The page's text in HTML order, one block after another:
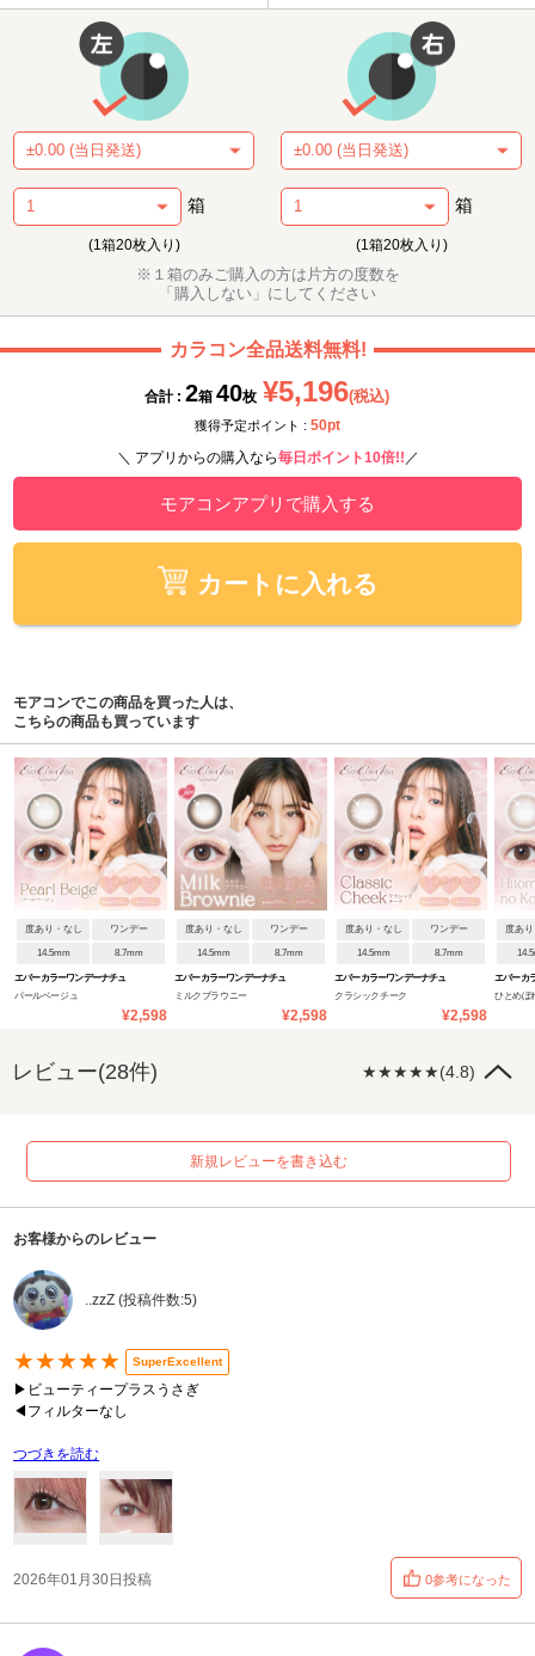
箱
(1箱20枚入り)
箱
(1箱20枚入り)
※１箱のみご購入の方は片方の度数を
「購入しない」にしてください
カラコン全品送料無料!
合計 : 2箱 40枚 ¥5,196(税込)
獲得予定ポイント : 50pt
＼ アプリからの購入なら毎日ポイント10倍!! ／
モアコンアプリで購入する
カートに入れる
モアコンでこの商品を買った人は、
こちらの商品も買っています
度あり・なし ワンデー
14.5mm 8.7mm
エバーカラーワンデーナチュ
パールベージュ
¥2,598
度あり・なし ワンデー
14.5mm 8.7mm
エバーカラーワンデーナチュ
ミルクブラウニー
¥2,598
度あり・なし ワンデー
14.5mm 8.7mm
エバーカラーワンデーナチュ
クラシックチーク
¥2,598
度あ
エバーカ
ひとめぼ
レビュー(28件) ★★★★★(4.8)
新規レビューを書き込む
お客様からのレビュー
..zzZ (投稿件数:5)
★★★★★ SuperExcellent
▶︎ビューティープラスうさぎ
◀フィルターなし
つづきを読む
2026年01月30日投稿 0参考になった